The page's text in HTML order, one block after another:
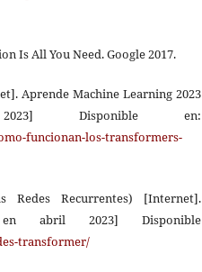
Is All You Need. Google 2017.
Aprende Machine Learning 2023
Disponible en:
funcionan-los-transformers-
Recurrentes) [Internet].
en abril 2023] Disponible
transformer/